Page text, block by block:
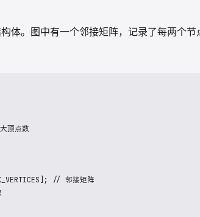
体。图中有一个邻接矩阵，记录了每两个节
// 邻接矩阵